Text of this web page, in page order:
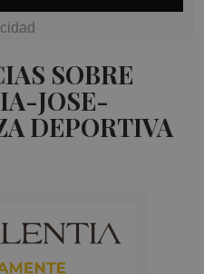
SOBRE
JOSE-
DEPORTIVA